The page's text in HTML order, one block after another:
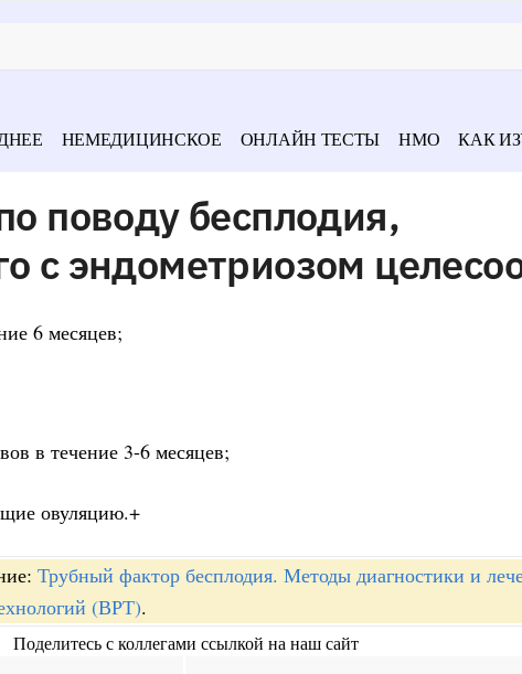
НЕМЕДИЦИНСКОЕ ОНЛАЙН ТЕСТЫ НМО КАК
поводу бесплодия,
с эндометриозом
6 месяцев;
в течение 3-6 месяцев;
овуляцию.+
Трубный фактор бесплодия. Методы диагностики и
(ВРТ).
Поделитесь с коллегами ссылкой на наш сайт